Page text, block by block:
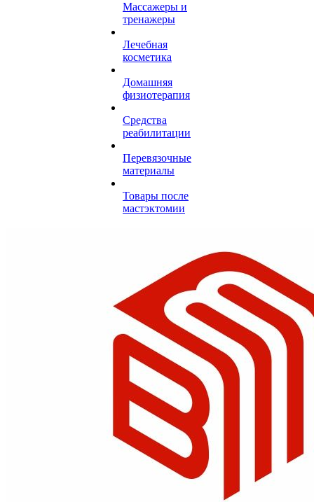
Массажеры и
тренажеры
Лечебная
косметика
Домашняя
физиотерапия
Средства
реабилитации
Перевязочные
материалы
Товары после
мастэктомии